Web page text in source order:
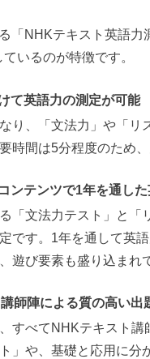
「NHKテキスト英語
いるのが特徴です。
て英語力の測定が可能
り、「文法力」や「
時間は5分程度のため
ンテンツで1年を通し
「文法力テスト」と
です。1年を通して英
遊び要素も盛り込まれ
師陣による質の高い出
すべてNHKテキスト
」や、基礎と応用に